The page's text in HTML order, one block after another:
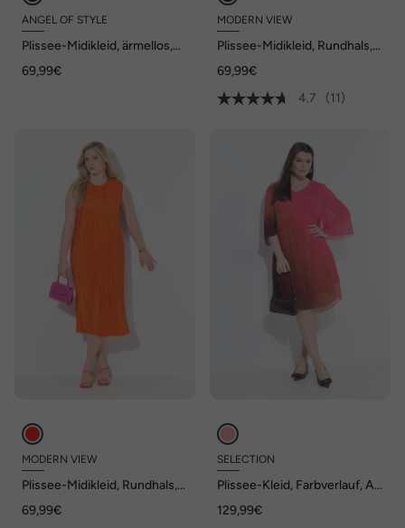
ANGEL OF STYLE
Plissee-Midikleid, ärmellos,
Angel of Style x MIAMODA
69,99€
MODERN VIEW
Plissee-Midikleid, Rundhals,
69,99€
4.7
(11)
MODERN VIEW
Plissee-Midikleid, Rundhals,
69,99€
SELECTION
Plissee-Kleid, Farbverlauf, A-
129,99€